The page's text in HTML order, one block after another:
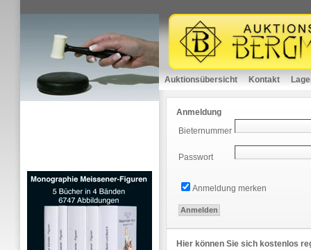
Auktionsübersicht Kontakt
Anmeldung
Bieternummer
Passwort
Anmeldung merken
Hier können Sie sich kostenlos